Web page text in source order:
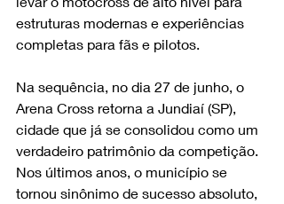
estruturas modernas e experiências
completas para fãs e pilotos.
Na sequência, no dia 27 de junho, o
Arena Cross retorna a Jundiaí (SP),
cidade que já se consolidou como um
verdadeiro patrimônio da competição.
Nos últimos anos, o município se
tornou sinônimo de sucesso absoluto,